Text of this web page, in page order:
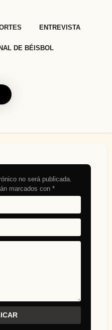
ENTREVISTA
DE BÉISBOL
no será publicada.
marcados con *